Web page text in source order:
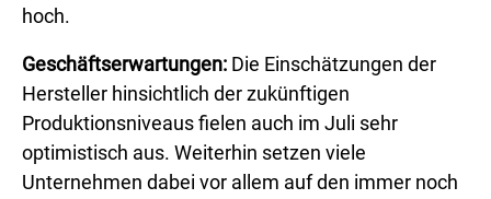
hoch.
Geschäftserwartungen: Die Einschätzungen der
Hersteller hinsichtlich der zukünftigen
Produktionsniveaus fielen auch im Juli sehr
optimistisch aus. Weiterhin setzen viele
Unternehmen dabei vor allem auf den immer noch